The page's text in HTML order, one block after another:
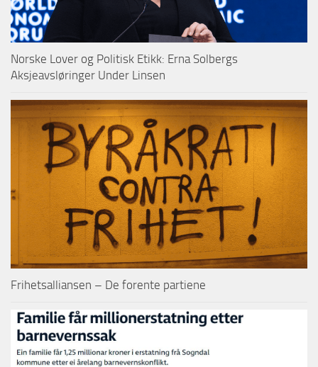
Norske Lover og Politisk Etikk: Erna Solbergs
Aksjeavsløringer Under Linsen
Frihetsalliansen – De forente partiene